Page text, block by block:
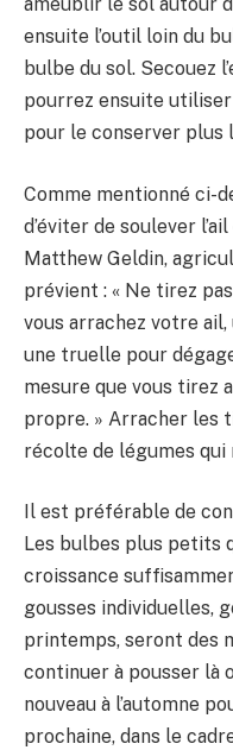
ensuite l’outil loin du
bulbe du sol. Secouez
pourrez ensuite
pour le conserver plus
Comme mentionné ci-
d’éviter de soulever
Matthew Geldin,
prévient : « Ne tirez
vous arrachez votre
une truelle pour
mesure que vous tirez
propre. » Arracher les
récolte de légumes qui
Il est préférable de
Les bulbes plus petits
croissance
gousses individuelles,
printemps, seront des
continuer à pousser là
nouveau à l’automne
prochaine, dans le